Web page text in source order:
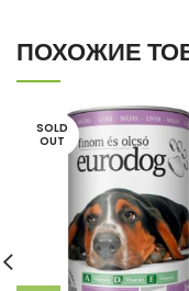
ПОХОЖИЕ
SOLD
OUT